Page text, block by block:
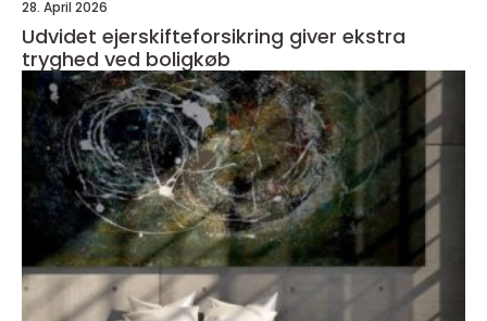
28. April 2026
Udvidet ejerskifteforsikring giver ekstra
tryghed ved boligkøb